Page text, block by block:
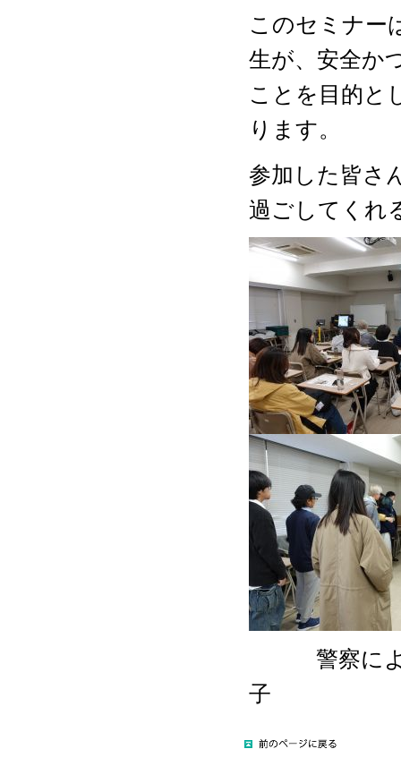
このセミナー
生が、安全か
ことを目的と
ります。
参加した皆さ
過ごしてく
警察による
子 シミ